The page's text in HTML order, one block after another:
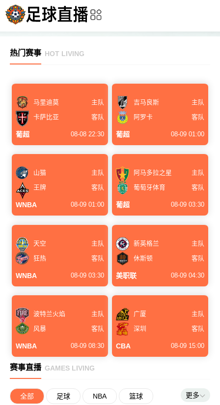
热门赛事 HOT LIVING
马里迪莫
主队
卡萨比亚
客队
葡超 08-08 22:30
吉马良斯
主队
阿罗卡
客队
葡超 08-09 01:00
山猫
主队
王牌
客队
WNBA 08-09 01:00
阿马多拉之星
主队
葡萄牙体育
客队
葡超 08-09 03:30
天空
主队
狂热
客队
WNBA 08-09 03:30
新英格兰
主队
休斯顿
客队
美职联 08-09 04:30
波特兰火焰
主队
风暴
客队
WNBA 08-09 08:30
广厦
主队
深圳
客队
CBA 08-09 15:00
赛事直播 GAMES LIVING
全部 足球 NBA 篮球 更多